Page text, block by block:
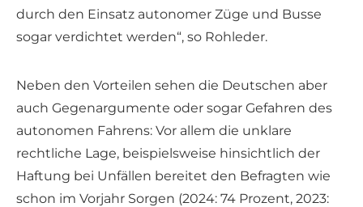
durch den Einsatz autonomer Züge und Busse
sogar verdichtet werden“, so Rohleder.
Neben den Vorteilen sehen die Deutschen aber
auch Gegenargumente oder sogar Gefahren des
autonomen Fahrens: Vor allem die unklare
rechtliche Lage, beispielsweise hinsichtlich der
Haftung bei Unfällen bereitet den Befragten wie
schon im Vorjahr Sorgen (2024: 74 Prozent, 2023: